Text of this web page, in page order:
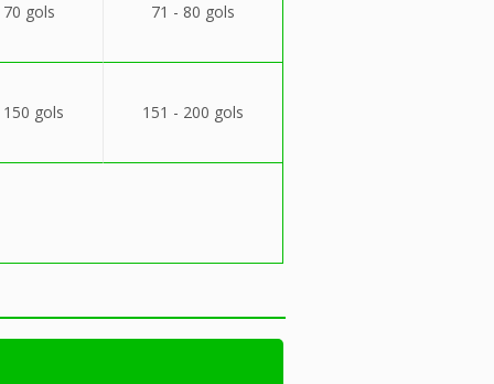
gols 71 - 80 gols
gols 151 - 200 gols